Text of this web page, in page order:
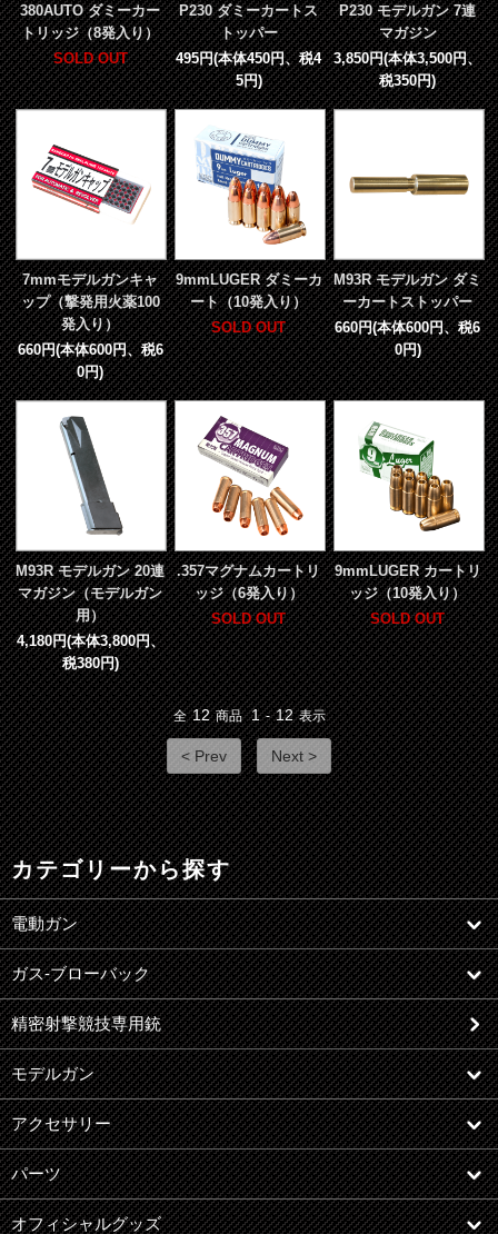
380AUTO ダミーカー
トリッジ（8発入り）
SOLD OUT
P230 ダミーカートス
トッパー
495円(本体450円、税4
5円)
P230 モデルガン 7連
マガジン
3,850円(本体3,500円、
税350円)
7mmモデルガンキャ
ップ（撃発用火薬100
発入り）
660円(本体600円、税6
0円)
9mmLUGER ダミーカ
ート（10発入り）
SOLD OUT
M93R モデルガン ダミ
ーカートストッパー
660円(本体600円、税6
0円)
M93R モデルガン 20連
マガジン（モデルガン
用）
4,180円(本体3,800円、
税380円)
.357マグナムカートリ
ッジ（6発入り）
SOLD OUT
9mmLUGER カートリ
ッジ（10発入り）
SOLD OUT
全 12 商品 1 - 12 表示
< Prev Next >
カテゴリーから探す
電動ガン
ガス-ブローバック
精密射撃競技専用銃
モデルガン
アクセサリー
パーツ
オフィシャルグッズ